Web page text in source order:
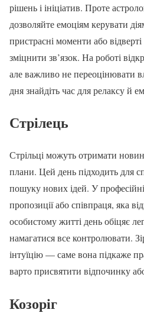
рішень і ініціатив. Проте
дозволяйте емоціям керувати
пристрасні моменти або
зміцнити зв’язок. На роботі
але важливо не переоцінювати
дня знайдіть час для релаксу й
Стрілець
Стрільці можуть отримати
плани. Цей день підходить для
пошуку нових ідей. У
пропозиції або співпраця, яка
особистому житті день обіцяє
намагатися все контролювати.
інтуїцію — саме вона підкаже
варто присвятити відпочинку
Козоріг